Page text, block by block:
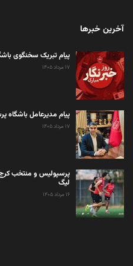
آخرین خبرها
پیام تبریک سخنگوی
۱۷ مرداد ۱۴۰۵
پیام مدیرعامل باشگاه
۱۷ مرداد ۱۴۰۵
پرسپولیس و منتخب کرج
لیگ
۱۶ مرداد ۱۴۰۵